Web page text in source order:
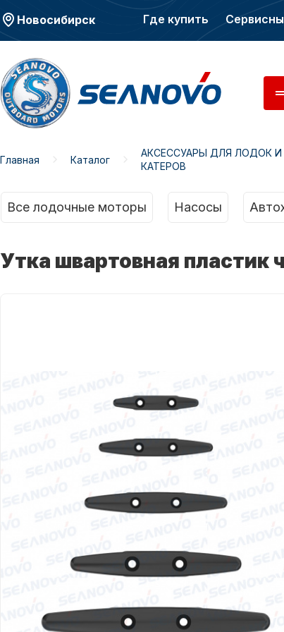
Новосибирск Где купить
KYODA
Главная Каталог
АКСЕССУАРЫ ДЛЯ ЛОДОК И
КАТЕРОВ
Все лодочные моторы Насосы
Утка швартовная